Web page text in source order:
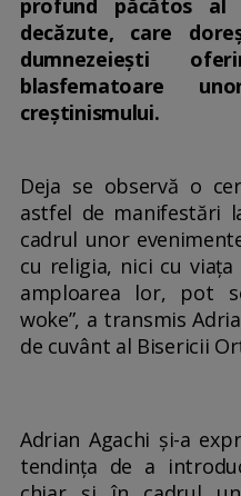
profund păcătos al
decăzute, care
dumnezeiești
blasfematoare
creștinismului.
Deja se observă o
astfel de manifestări
cadrul unor
cu religia, nici cu
amploarea lor, pot
woke”, a transmis
de cuvânt al Bisericii
Adrian Agachi și-a
tendința de a